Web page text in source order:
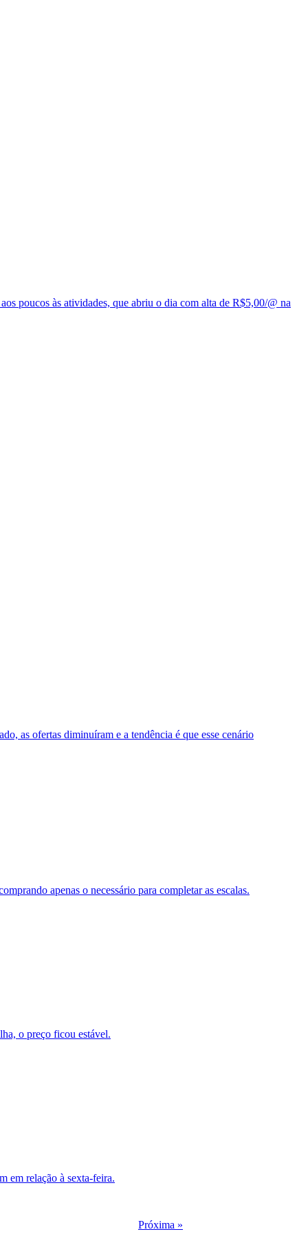
poucos às atividades, que abriu o dia com alta de R$5,00/@ na
as ofertas diminuíram e a tendência é que esse cenário
apenas o necessário para completar as escalas.
o preço ficou estável.
em relação à sexta-feira.
Próxima »